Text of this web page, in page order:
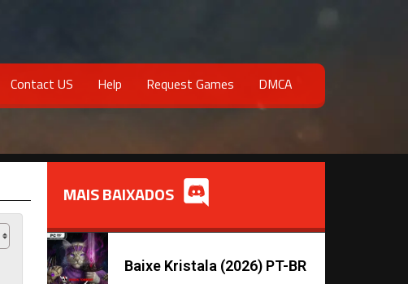
Contact US Help Request Games DMCA
MAIS BAIXADOS
Baixe Kristala (2026) PT-BR